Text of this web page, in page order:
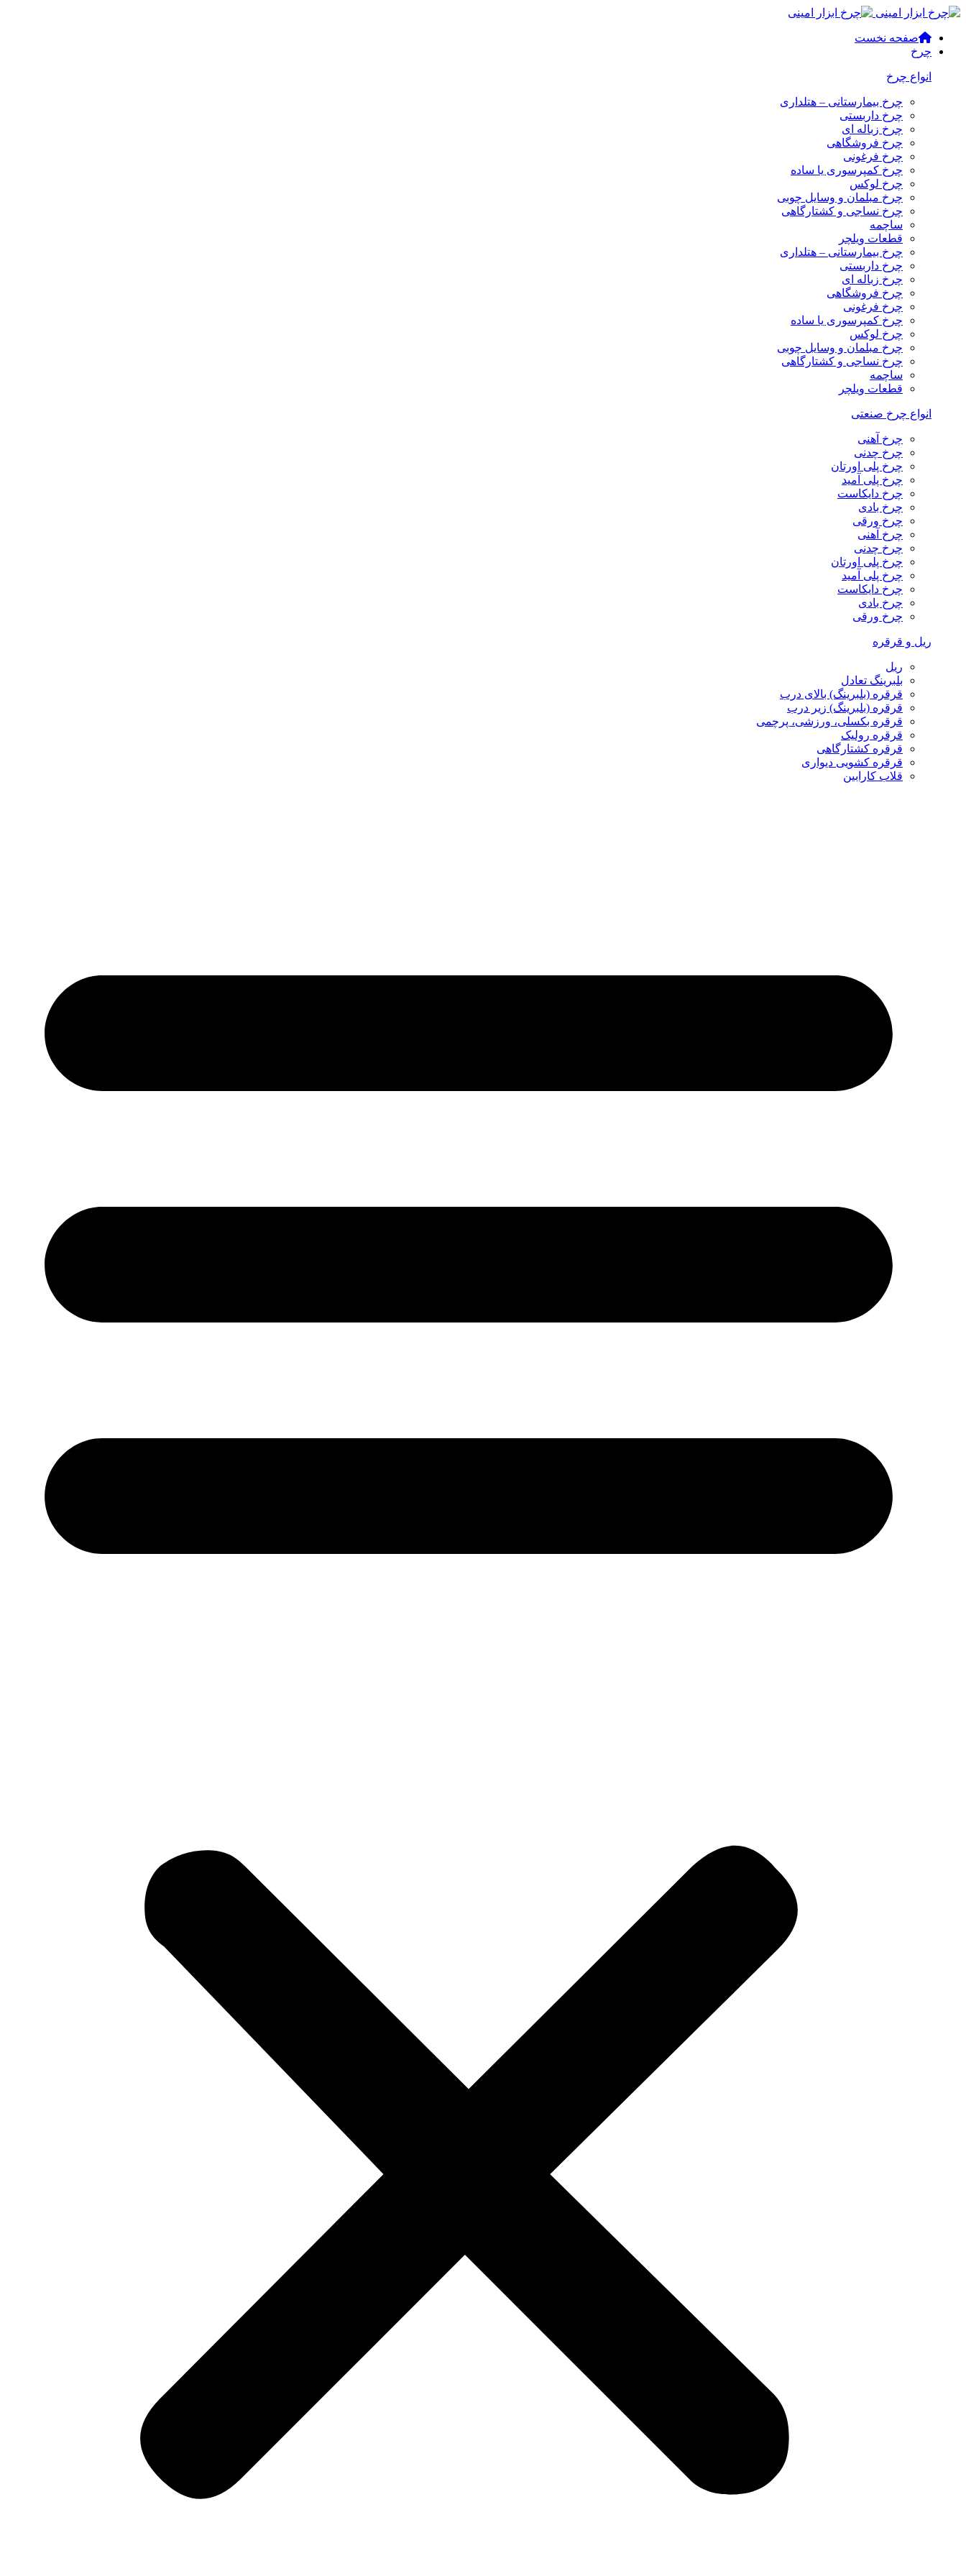
صفحه نخست
چرخ
انواع چرخ
چرخ بیمارستانی – هتلداری
چرخ داربستی
چرخ زباله ای
چرخ فروشگاهی
چرخ فرغونی
چرخ کمپرسوری یا ساده
چرخ لوکس
چرخ مبلمان و وسایل چوبی
چرخ نساجی و کشتارگاهی
ساچمه
قطعات ویلچر
چرخ بیمارستانی – هتلداری
چرخ داربستی
چرخ زباله ای
چرخ فروشگاهی
چرخ فرغونی
چرخ کمپرسوری یا ساده
چرخ لوکس
چرخ مبلمان و وسایل چوبی
چرخ نساجی و کشتارگاهی
ساچمه
قطعات ویلچر
انواع چرخ صنعتی
چرخ آهنی
چرخ چدنی
چرخ پلی اورتان
چرخ پلی آمید
چرخ دایکاست
چرخ بادی
چرخ ورقی
چرخ آهنی
چرخ چدنی
چرخ پلی اورتان
چرخ پلی آمید
چرخ دایکاست
چرخ بادی
چرخ ورقی
ریل و قرقره
ریل
بلبرینگ تعادل
قرقره (بلبرینگ) بالای درب
قرقره (بلبرینگ) زیر درب
قرقره بکسلی، ورزشی، پرچمی
قرقره رولیک
قرقره کشتارگاهی
قرقره کشویی دیواری
قلاب کارابین